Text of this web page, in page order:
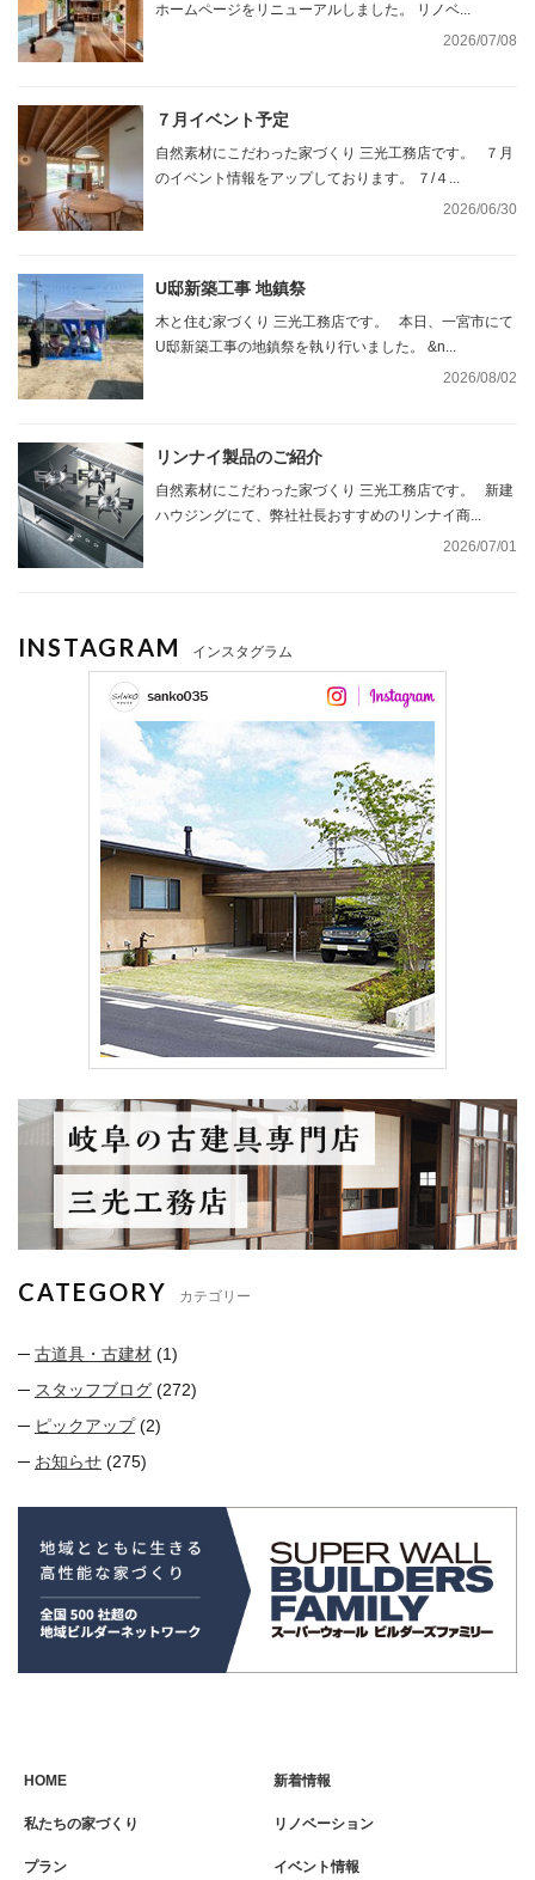
ホームページをリニューアルしました。 リノベ...
2026/07/08
７月イベント予定
自然素材にこだわった家づくり 三光工務店です。 ７月
のイベント情報をアップしております。 ７/４...
2026/06/30
U邸新築工事 地鎮祭
木と住む家づくり 三光工務店です。 本日、一宮市にて
U邸新築工事の地鎮祭を執り行いました。 &n...
2026/08/02
リンナイ製品のご紹介
自然素材にこだわった家づくり 三光工務店です。 新建
ハウジングにて、弊社社長おすすめのリンナイ商...
2026/07/01
INSTAGRAM インスタグラム
CATEGORY カテゴリー
古道具・古建材 (1)
スタッフブログ (272)
ピックアップ(2)
お知らせ (275)
HOME 新着情報
私たちの家づくり リノベーション
プラン イベント情報